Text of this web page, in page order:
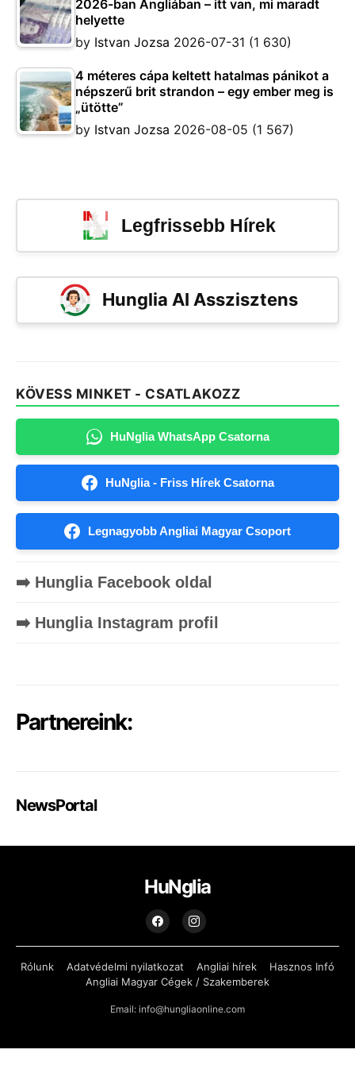
2026-ban Angliában – itt van, mi maradt
helyette
by Istvan Jozsa 2026-07-31 (1 630)
4 méteres cápa keltett hatalmas pánikot a
népszerű brit strandon – egy ember meg is
„ütötte”
by Istvan Jozsa 2026-08-05 (1 567)
Legfrissebb Hírek
Hunglia AI Asszisztens
KÖVESS MINKET - CSATLAKOZZ
HuNglia WhatsApp Csatorna
HuNglia - Friss Hírek Csatorna
Legnagyobb Angliai Magyar Csoport
➡️ Hunglia Facebook oldal
➡️ Hunglia Instagram profil
Partnereink:
NewsPortal
HuNglia
Rólunk Adatvédelmi nyilatkozat Angliai hírek
Hasznos Infó
Angliai Magyar Cégek / Szakemberek
Email: info@hungliaonline.com